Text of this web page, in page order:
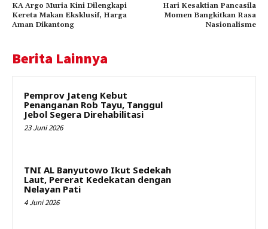
KA Argo Muria Kini Dilengkapi
Kereta Makan Eksklusif, Harga
Aman Dikantong
Hari Kesaktian Pancasila
Momen Bangkitkan Rasa
Nasionalisme
Berita Lainnya
Pemprov Jateng Kebut
Penanganan Rob Tayu, Tanggul
Jebol Segera Direhabilitasi
23 Juni 2026
TNI AL Banyutowo Ikut Sedekah
Laut, Pererat Kedekatan dengan
Nelayan Pati
4 Juni 2026